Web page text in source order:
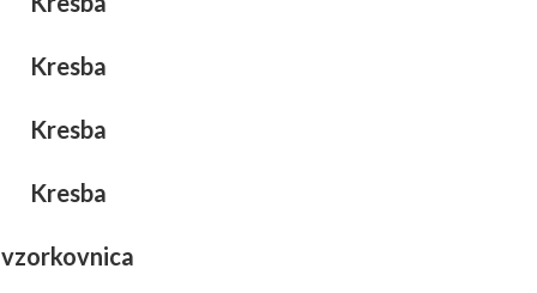
Kresba
Kresba
Kresba
vzorkovnica